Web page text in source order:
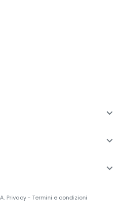



Privacy- Termini e condizioni